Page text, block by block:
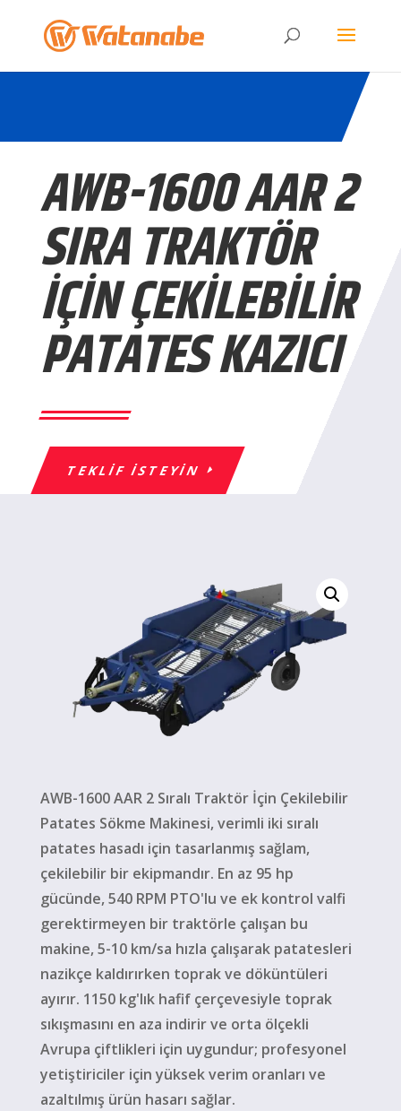
AWB-1600 AAR 2
SIRA TRAKTÖR
İÇIN ÇEKILEBILIR
PATATES KAZICI
TEKLIF ISTEYIN
AWB-1600 AAR 2 Sıralı Traktör İçin Çekilebilir
Patates Sökme Makinesi, verimli iki sıralı
patates hasadı için tasarlanmış sağlam,
çekilebilir bir ekipmandır. En az 95 hp
gücünde, 540 RPM PTO'lu ve ek kontrol valfi
gerektirmeyen bir traktörle çalışan bu
makine, 5-10 km/sa hızla çalışarak patatesleri
nazikçe kaldırırken toprak ve döküntüleri
ayırır. 1150 kg'lık hafif çerçevesiyle toprak
sıkışmasını en aza indirir ve orta ölçekli
Avrupa çiftlikleri için uygundur; profesyonel
yetiştiriciler için yüksek verim oranları ve
azaltılmış ürün hasarı sağlar.